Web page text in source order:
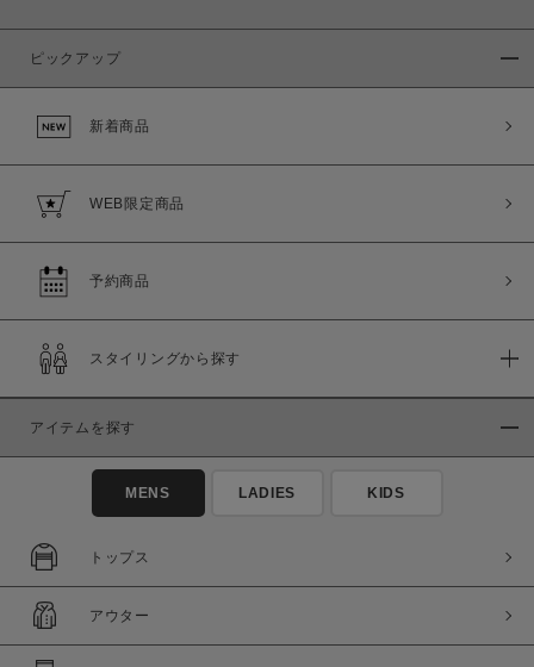
この条件で絞り込む
ピックアップ
新着商品
WEB限定商品
予約商品
スタイリングから探す
アイテムを探す
MENS LADIES KIDS
トップス
アウター